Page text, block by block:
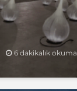
6 dakikalık okuma